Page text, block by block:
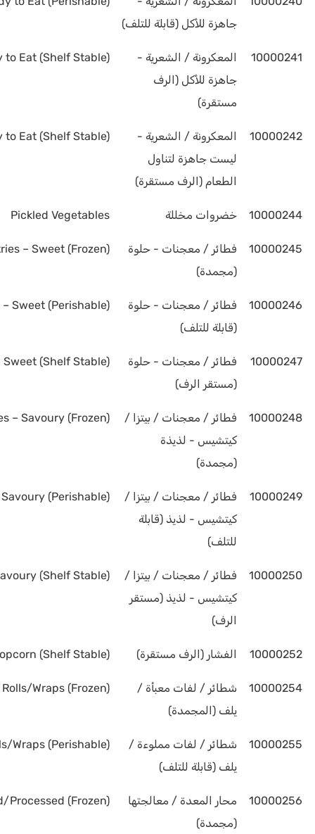
جاهزة للأكل (قابلة للتلف)
10000241
المعكرونة / الشعرية -
جاهزة للأكل (الرف
مستقرة)
to Eat (Shelf Stable)
10000242
المعكرونة / الشعرية -
ليست جاهزة لتناول
الطعام (الرف مستقرة)
to Eat (Shelf Stable)
10000244 خضروات مخللة Pickled Vegetables
10000245
فطائر / معجنات - حلوة
(مجمدة)
– Sweet (Frozen)
10000246
فطائر / معجنات - حلوة
(قابلة للتلف)
Sweet (Perishable)
10000247
فطائر / معجنات - حلوة
(مستقر الرف)
(Shelf Stable)
10000248
فطائر / معجنات / بيتزا /
كيتشيس - لذيذة
(مجمدة)
– Savoury (Frozen)
10000249
فطائر / معجنات / بيتزا /
كيتشيس - لذيذ (قابلة
للتلف)
(Perishable)
10000250
فطائر / معجنات / بيتزا /
كيتشيس - لذيذ (مستقر
الرف)
(Shelf Stable)
10000252 الفشار (الرف مستقرة) (Shelf Stable)
10000254
شطائر / لفات معبأة /
يلف (المجمدة)
Wraps (Frozen)
10000255
شطائر / لفات مملوءة /
يلف (قابلة للتلف)
Wraps (Perishable)
10000256
محار المعدة / معالجتها
(مجمدة)
Processed (Frozen)